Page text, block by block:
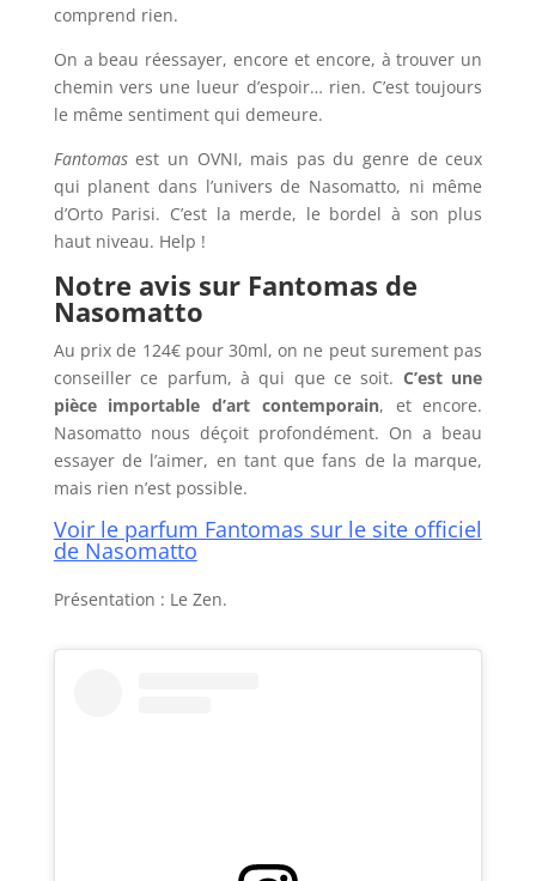
comprend rien.
On a beau réessayer, encore et encore, à trouver un
chemin vers une lueur d’espoir… rien. C’est toujours
le même sentiment qui demeure.
Fantomasest un OVNI, mais pas du genre de ceux
qui planent dans l’univers de Nasomatto, ni même
d’Orto Parisi. C’est la merde, le bordel à son plus
haut niveau. Help !
Notre avis sur Fantomas de
Nasomatto
Au prix de 124€ pour 30ml, on ne peut surement pas
conseiller ce parfum, à qui que ce soit. C’est une
pièce importable d’art contemporain, et encore.
Nasomatto nous déçoit profondément. On a beau
essayer de l’aimer, en tant que fans de la marque,
mais rien n’est possible.
Voir le parfum Fantomas sur le site officiel
de Nasomatto
Présentation : Le Zen.